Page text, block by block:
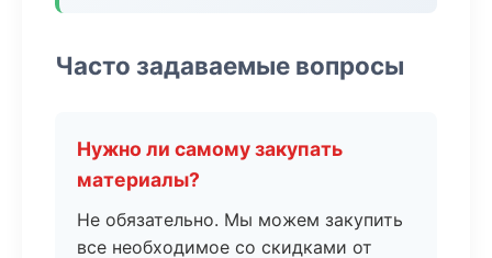
Часто задаваемые вопросы
Нужно ли самому закупать
материалы?
Не обязательно. Мы можем закупить
все необходимое со скидками от